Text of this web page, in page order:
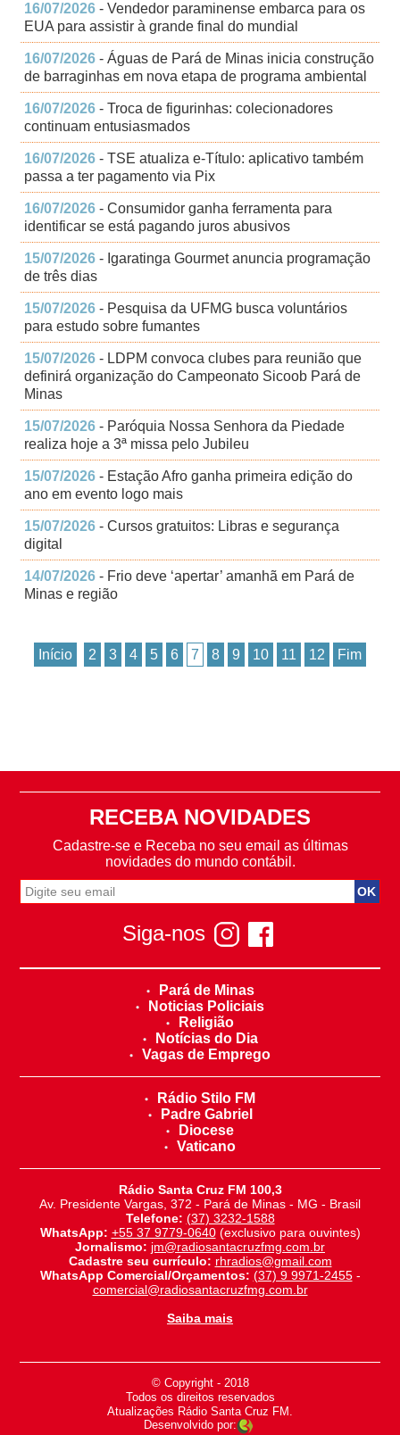
16/07/2026 - Vendedor paraminense embarca para os
EUA para assistir à grande final do mundial
16/07/2026 - Águas de Pará de Minas inicia construção
de barraginhas em nova etapa de programa ambiental
16/07/2026 - Troca de figurinhas: colecionadores
continuam entusiasmados
16/07/2026 - TSE atualiza e-Título: aplicativo também
passa a ter pagamento via Pix
16/07/2026 - Consumidor ganha ferramenta para
identificar se está pagando juros abusivos
15/07/2026 - Igaratinga Gourmet anuncia programação
de três dias
15/07/2026 - Pesquisa da UFMG busca voluntários
para estudo sobre fumantes
15/07/2026 - LDPM convoca clubes para reunião que
definirá organização do Campeonato Sicoob Pará de
Minas
15/07/2026 - Paróquia Nossa Senhora da Piedade
realiza hoje a 3ª missa pelo Jubileu
15/07/2026 - Estação Afro ganha primeira edição do
ano em evento logo mais
15/07/2026 - Cursos gratuitos: Libras e segurança
digital
14/07/2026 - Frio deve ‘apertar’ amanhã em Pará de
Minas e região
Início 2 3 4 5 6 7 8 9 10 11 12 Fim
RECEBA NOVIDADES
Cadastre-se e Receba no seu email as últimas
novidades do mundo contábil.
Siga-nos
Pará de Minas
Noticias Policiais
Religião
Notícias do Dia
Vagas de Emprego
Rádio Stilo FM
Padre Gabriel
Diocese
Vaticano
Rádio Santa Cruz FM 100,3
Av. Presidente Vargas, 372 - Pará de Minas - MG - Brasil
Telefone: (37) 3232-1588
WhatsApp: +55 37 9779-0640(exclusivo para ouvintes)
Jornalismo: jm@radiosantacruzfmg.com.br
Cadastre seu currículo: rhradios@gmail.com
WhatsApp Comercial/Orçamentos: (37) 9 9971-2455-
comercial@radiosantacruzfmg.com.br
Saiba mais
© Copyright - 2018
-
Todos os direitos reservados
-
Atualizações Rádio Santa Cruz FM.
Desenvolvido por: